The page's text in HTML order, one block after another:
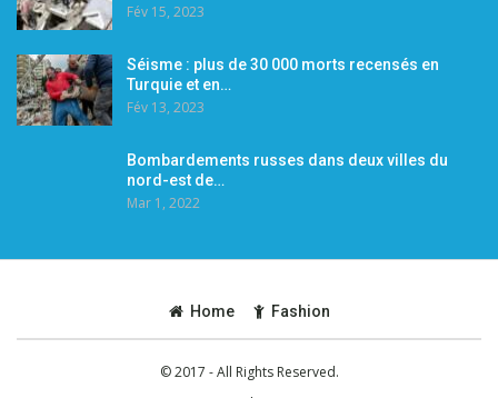
Fév 15, 2023
Séisme : plus de 30 000 morts recensés en
Turquie et en…
Fév 13, 2023
Bombardements russes dans deux villes du
nord-est de…
Mar 1, 2022
Home Fashion
© 2017 - All Rights Reserved.